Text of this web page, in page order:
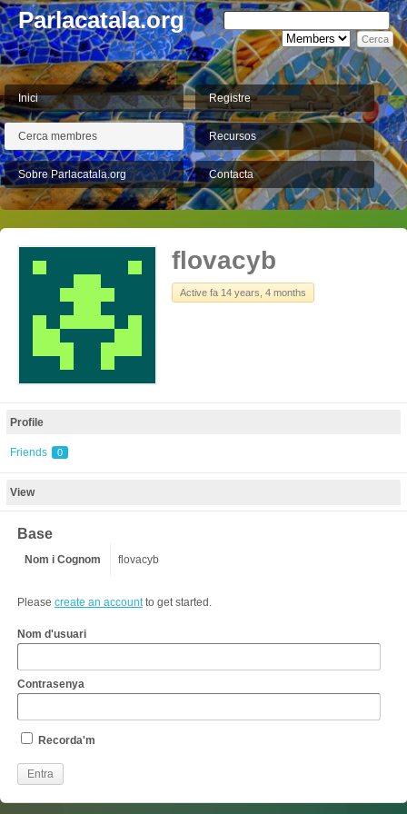
Parlacatala.org
Inici Registre
Cerca membres Recursos
Sobre Parlacatala.org Contacta
flovacyb
Active fa 14 years, 4 months
Profile
Friends 0
View
Base
Nom i Cognom flovacyb
Please create an accountto get started.
Nom d'usuari
Contrasenya
Recorda'm